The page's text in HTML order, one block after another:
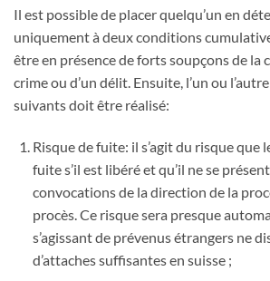
Il est possible de placer quelqu’un en
uniquement à deux conditions
être en présence de forts soupçons de la
crime ou d’un délit. Ensuite, l’un ou
suivants doit être réalisé:
Risque de fuite: il s’agit du risque que
fuite s’il est libéré et qu’il ne se
convocations de la direction de la
procès. Ce risque sera presque
s’agissant de prévenus étrangers ne
d’attaches suffisantes en suisse ;